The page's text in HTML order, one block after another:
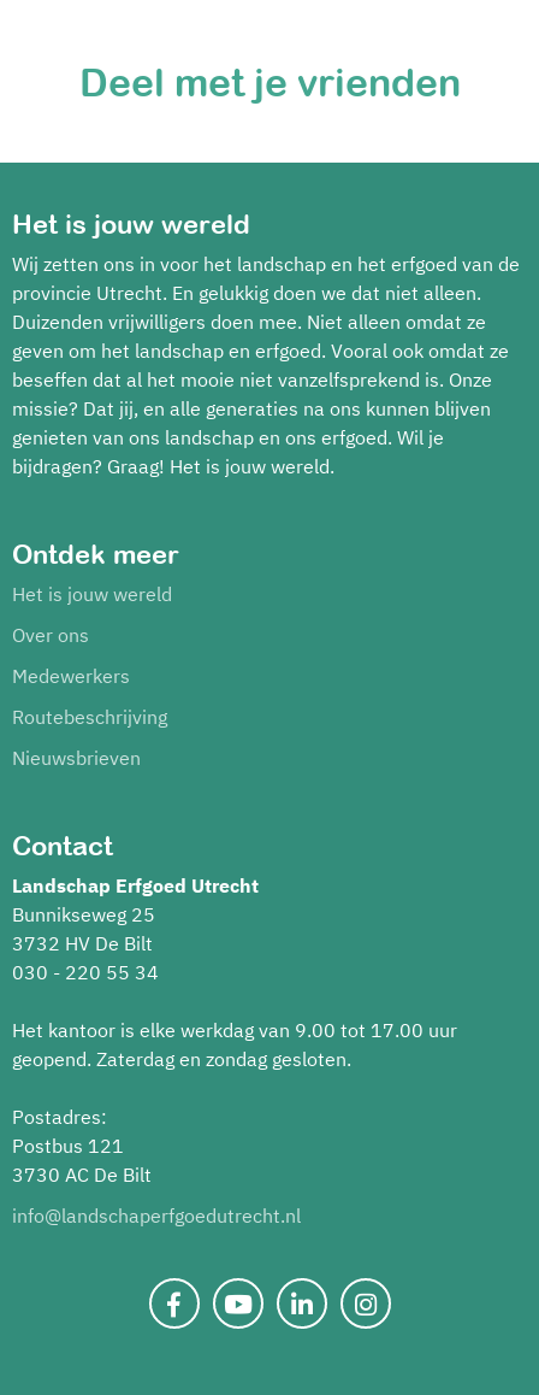
Deel met je vrienden
Het is jouw wereld
Wij zetten ons in voor het landschap en het erfgoed van de
provincie Utrecht. En gelukkig doen we dat niet alleen.
Duizenden vrijwilligers doen mee. Niet alleen omdat ze
geven om het landschap en erfgoed. Vooral ook omdat ze
beseffen dat al het mooie niet vanzelfsprekend is. Onze
missie? Dat jij, en alle generaties na ons kunnen blijven
genieten van ons landschap en ons erfgoed. Wil je
bijdragen? Graag! Het is jouw wereld.
Ontdek meer
Het is jouw wereld
Over ons
Medewerkers
Routebeschrijving
Nieuwsbrieven
Contact
Landschap Erfgoed Utrecht
Bunnikseweg 25
3732 HV De Bilt
030 - 220 55 34
Het kantoor is elke werkdag van 9.00 tot 17.00 uur
geopend. Zaterdag en zondag gesloten.
Postadres:
Postbus 121
3730 AC De Bilt
info@landschaperfgoedutrecht.nl